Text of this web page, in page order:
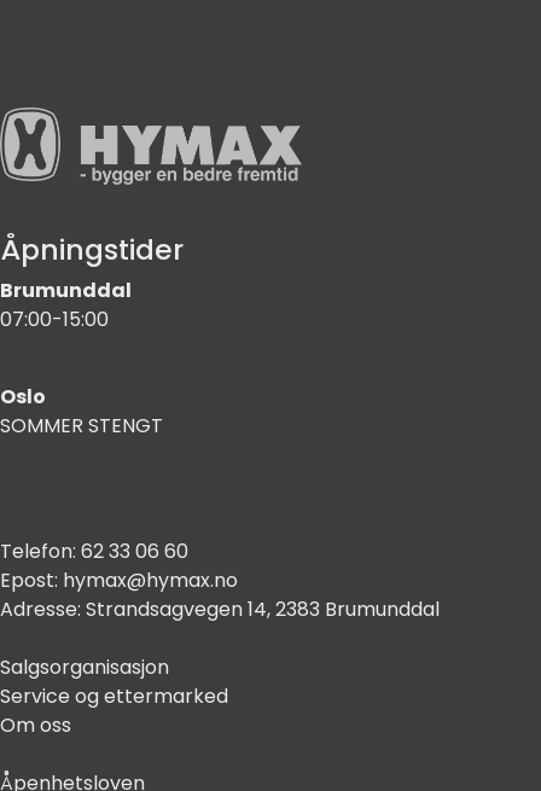
Åpningstider
Brumunddal
07:00-15:00
Oslo
SOMMER STENGT
Telefon: 62 33 06 60
Epost: hymax@hymax.no
Adresse: Strandsagvegen 14, 2383 Brumunddal
Salgsorganisasjon
Service og ettermarked
Om oss
Åpenhetsloven